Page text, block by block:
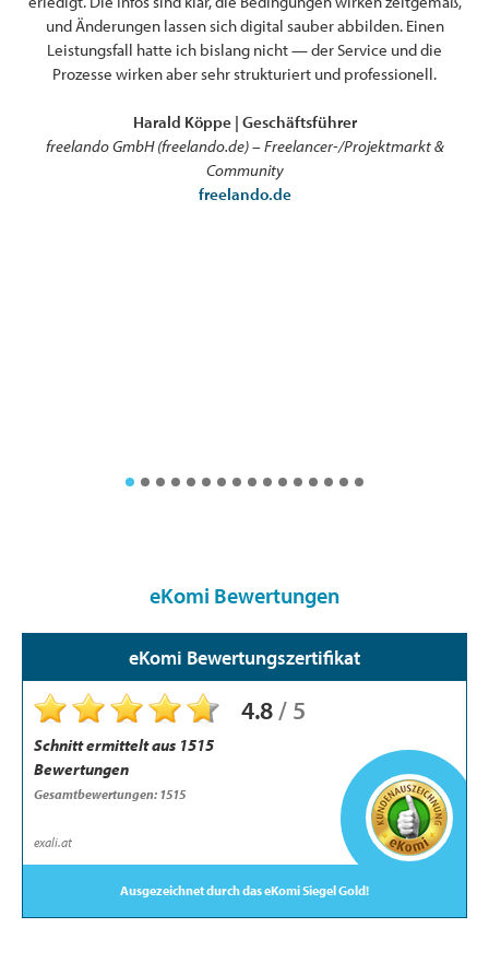
und Änderungen lassen sich digital sauber abbilden. Einen
Leistungsfall hatte ich bislang nicht — der Service und die
Prozesse wirken aber sehr strukturiert und professionell.
Harald Köppe | Geschäftsführer
freelando GmbH (freelando.de) – Freelancer-/Projektmarkt &
Community
freelando.de
eKomi Bewertungen
eKomi Bewertungszertifikat
4.8 / 5
Schnitt ermittelt aus 1515
Bewertungen
Gesamt­bewertungen: 1515
exali.at
Ausgezeichnet durch das eKomi Siegel Gold!